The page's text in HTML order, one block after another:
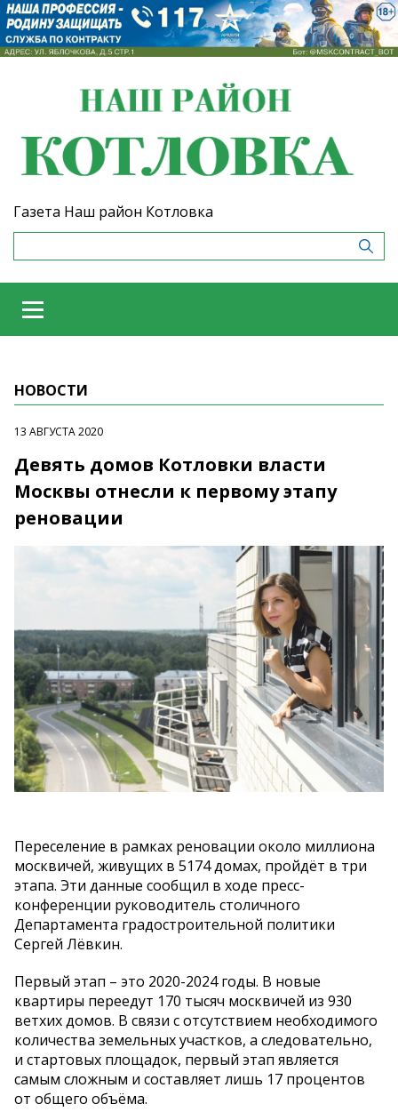
Газета Наш район Котловка
НОВОСТИ
13 АВГУСТА 2020
Девять домов Котловки власти
Москвы отнесли к первому этапу
реновации
Переселение в рамках реновации около миллиона
москвичей, живущих в 5174 домах, пройдёт в три
этапа. Эти данные сообщил в ходе пресс-
конференции руководитель столичного
Департамента градостроительной политики
Сергей Лёвкин.
Первый этап – это 2020-2024 годы. В новые
квартиры переедут 170 тысяч москвичей из 930
ветхих домов. В связи с отсутствием необходимого
количества земельных участков, а следовательно,
и стартовых площадок, первый этап является
самым сложным и составляет лишь 17 процентов
от общего объёма.